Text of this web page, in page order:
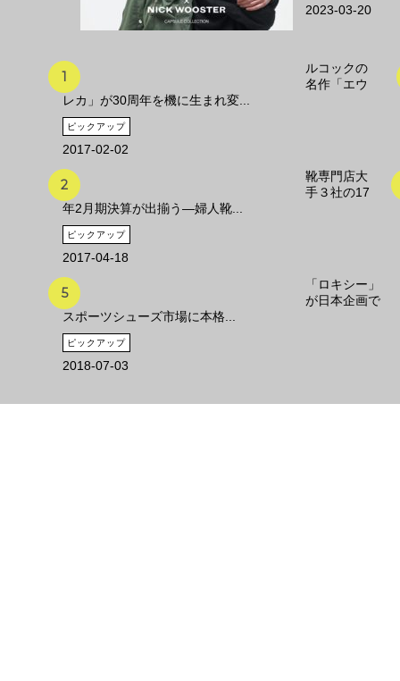
2023-03-20
ルコックの
名作「エウ
レカ」が30周年を機に生まれ変...
ピックアップ
2017-02-02
靴専門店大
手３社の17
年2月期決算が出揃う―婦人靴...
ピックアップ
2017-04-18
「ロキシー」
が日本企画で
スポーツシューズ市場に本格...
ピックアップ
2018-07-03